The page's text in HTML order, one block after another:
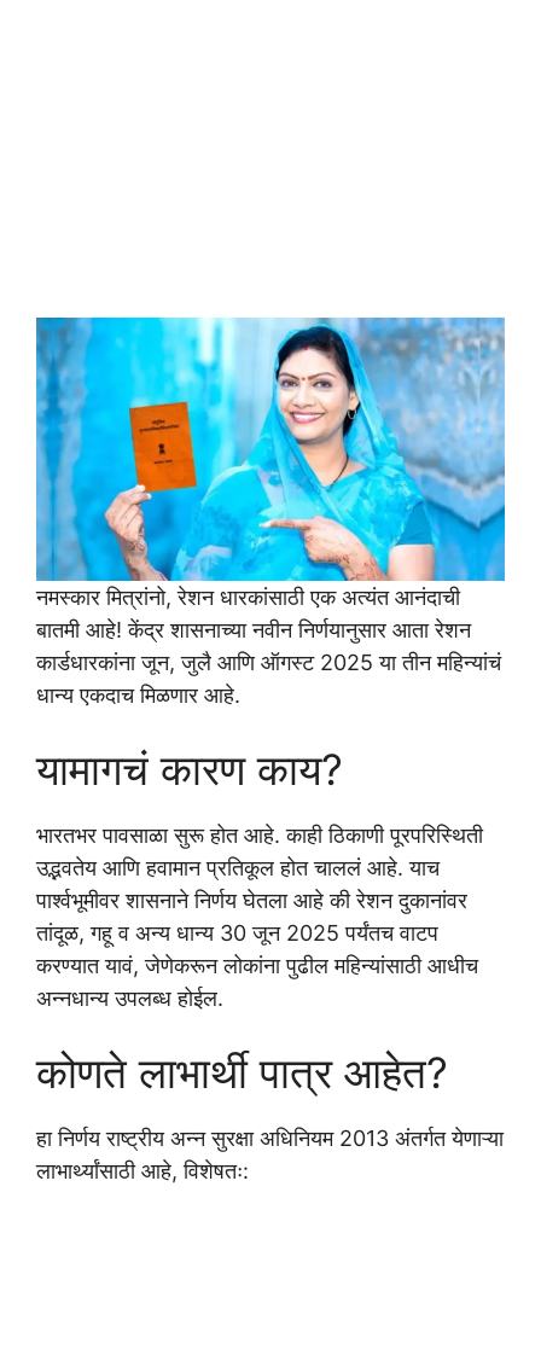
नमस्कार मित्रांनो, रेशन धारकांसाठी एक अत्यंत आनंदाची
बातमी आहे! केंद्र शासनाच्या नवीन निर्णयानुसार आता रेशन
कार्डधारकांना जून, जुलै आणि ऑगस्ट 2025 या तीन महिन्यांचं
धान्य एकदाच मिळणार आहे.
यामागचं कारण काय?
भारतभर पावसाळा सुरू होत आहे. काही ठिकाणी पूरपरिस्थिती
उद्भवतेय आणि हवामान प्रतिकूल होत चाललं आहे. याच
पार्श्वभूमीवर शासनाने निर्णय घेतला आहे की रेशन दुकानांवर
तांदूळ, गहू व अन्य धान्य 30 जून 2025 पर्यंतच वाटप
करण्यात यावं, जेणेकरून लोकांना पुढील महिन्यांसाठी आधीच
अन्नधान्य उपलब्ध होईल.
कोणते लाभार्थी पात्र आहेत?
हा निर्णय राष्ट्रीय अन्न सुरक्षा अधिनियम 2013 अंतर्गत येणाऱ्या
लाभार्थ्यांसाठी आहे, विशेषतः: